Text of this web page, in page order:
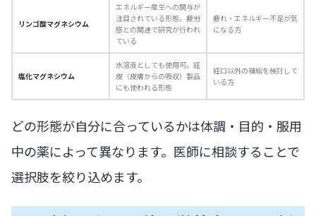
リンゴ酸マグネシウム
エネルギー産生への関与が
注目されている形態。疲労
感との関連で研究が行われ
ている
疲れ・エネルギー不足が気
になる方
塩化マグネシウム
水溶液としても使用可。経
皮（皮膚からの吸収）製品
にも使われる形態
経口以外の補給を検討して
いる方
どの形態が自分に合っているかは体調・目的・服用
中の薬によって異なります。医師に相談することで
選択肢を絞り込めます。